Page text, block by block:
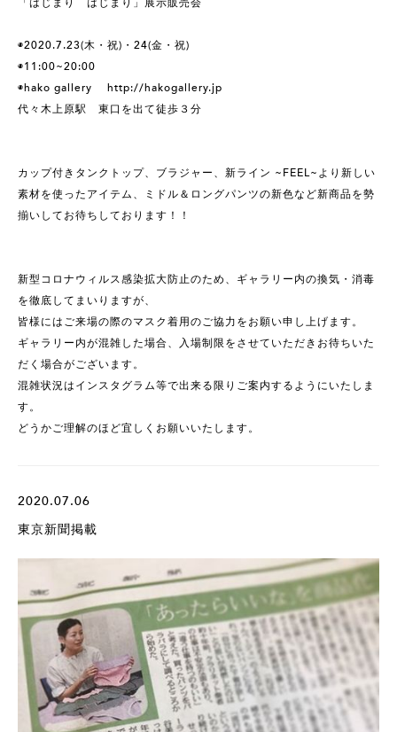
「はじまり はじまり」展示販売会
◉2020.7.23(木・祝)・24(金・祝)
◉11:00~20:00
◉hako gallery http://hakogallery.jp
代々木上原駅 東口を出て徒歩３分
カップ付きタンクトップ、ブラジャー、新ライン ~FEEL~より新しい
素材を使ったアイテム、ミドル＆ロングパンツの新色など新商品を勢
揃いしてお待ちしております！！
新型コロナウィルス感染拡大防止のため、ギャラリー内の換気・消毒
を徹底してまいりますが、
皆様にはご来場の際のマスク着用のご協力をお願い申し上げます。
ギャラリー内が混雑した場合、入場制限をさせていただきお待ちいた
だく場合がございます。
混雑状況はインスタグラム等で出来る限りご案内するようにいたしま
す。
どうかご理解のほど宜しくお願いいたします。
2020.07.06
東京新聞掲載